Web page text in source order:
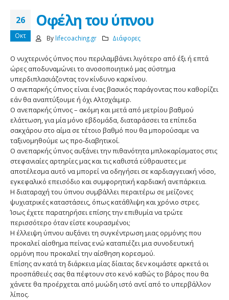
26
Οκτ
Οφέλη του ύπνου
By lifecoaching.gr Διάφορες
Ο νυχτερινός ύπνος που περιλαμβάνει λιγότερο από έξι ή επτά
ώρες αποδυναμώνει το ανοσοποιητικό μας σύστημα
υπερδιπλασιάζοντας τον κίνδυνο καρκίνου.
Ο ανεπαρκής ύπνος είναι ένας βασικός παράγοντας που καθορίζει
εάν θα αναπτύξουμε ή όχι Αλτσχάιμερ.
Ο ανεπαρκής ύπνος – ακόμη και μετά από μετρίου βαθμού
ελάττωση, για μία μόνο εβδομάδα, διαταράσσει τα επίπεδα
σακχάρου στο αίμα σε τέτοιο βαθμό που θα μπορούσαμε να
ταξινομηθούμε ως προ-διαβητικοί.
Ο ανεπαρκής ύπνος αυξάνει την πιθανότητα μπλοκαρίσματος στις
στεφανιαίες αρτηρίες μας και τις καθιστά εύθραυστες με
αποτέλεσμα αυτό να μπορεί να οδηγήσει σε καρδιαγγειακή νόσο,
εγκεφαλικό επεισόδιο και συμφορητική καρδιακή ανεπάρκεια.
Η διαταραχή του ύπνου συμβάλλει περαιτέρω σε μείζονες
ψυχιατρικές καταστάσεις, όπως κατάθλιψη και χρόνιο στρες.
Ίσως έχετε παρατηρήσει επίσης την επιθυμία να τρώτε
περισσότερο όταν είστε κουρασμένοι;
H έλλειψη ύπνου αυξάνει τη συγκέντρωση μιας ορμόνης που
προκαλεί αίσθημα πείνας ενώ καταπιέζει μια συνοδευτική
ορμόνη που προκαλεί την αίσθηση κορεσμού.
Επίσης αν κατά τη διάρκεια μίας δίαιτας δεν κοιμάστε αρκετά οι
προσπάθειές σας θα πέφτουν στο κενό καθώς το βάρος που θα
χάνετε θα προέρχεται από μυώδη ιστό αντί από το υπερβάλλον
λίπος.